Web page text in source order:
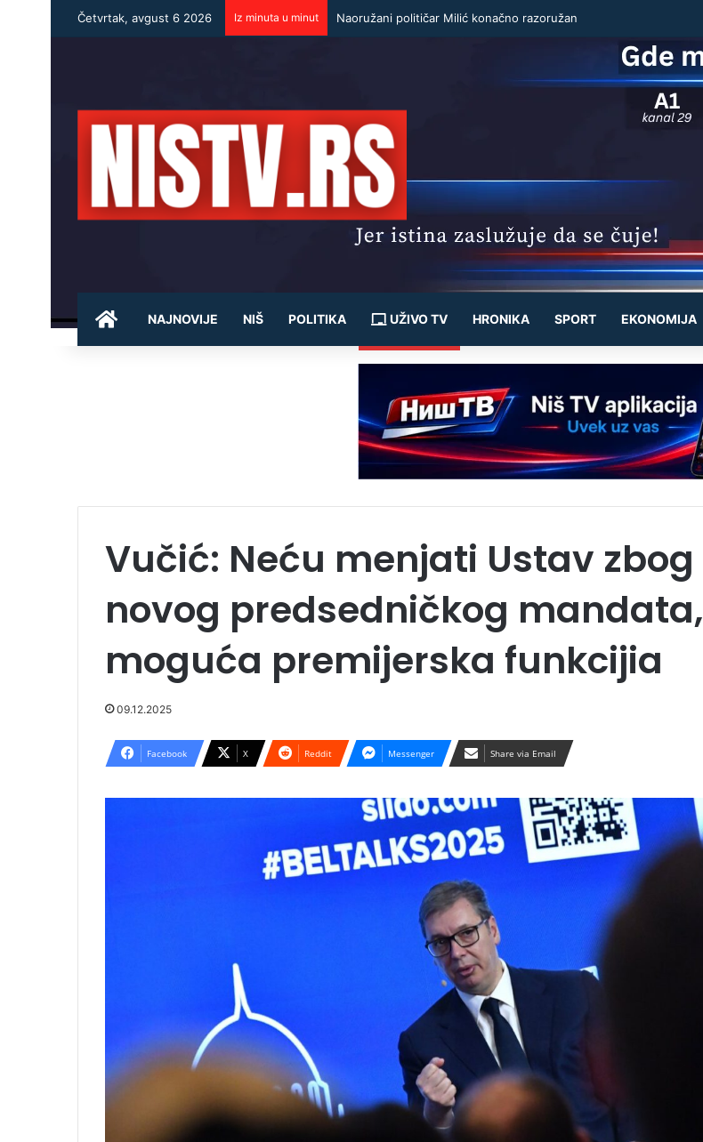
Četvrtak, avgust 6 2026 Iz minuta u minut Naoružani političar Milić konačno razoružan
POČETNA
NAJNOVIJE NIŠ POLITIKA UŽIVO TV HRONIKA SPORT EKONOMIJA
Vučić: Neću menjati Ustav zbog
novog predsedničkog mandata,
moguća premijerska funkcijia
09.12.2025
Facebook X Reddit Messenger Share via Email